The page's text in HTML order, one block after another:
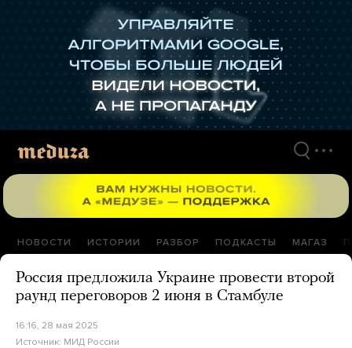
НОВОСТИ ИСТОРИИ РАЗБОР ПОДКАСТЫ МАГАЗ
Россия предложила Украине провести второй
раунд переговоров 2 июня в Стамбуле
16:16, 28 мая 2025
Источник: МИД России